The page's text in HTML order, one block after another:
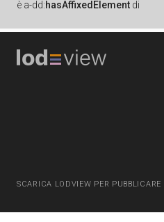
è a-dd:hasAffixedElement di
SCARICA LODVIEW PER